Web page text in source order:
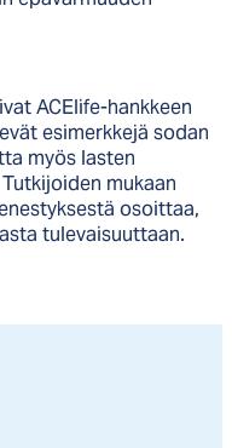
ACElife-hankkeen
esimerkkejä sodan
myös lasten
mukaan
osoittaa,
tulevaisuuttaan.